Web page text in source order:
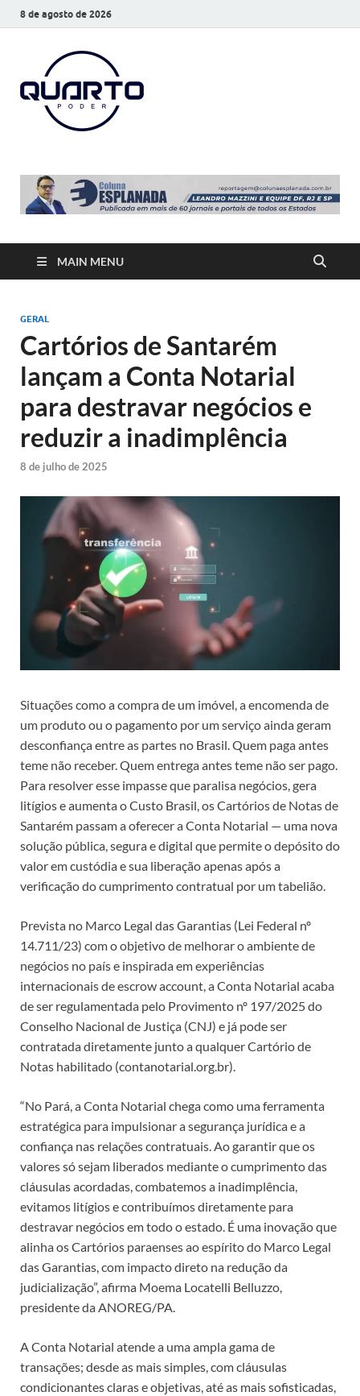
8 de agosto de 2026
MAIN MENU
GERAL
Cartórios de Santarém
lançam a Conta Notarial
para destravar negócios e
reduzir a inadimplência
8 de julho de 2025
Situações como a compra de um imóvel, a encomenda de
um produto ou o pagamento por um serviço ainda geram
desconfiança entre as partes no Brasil. Quem paga antes
teme não receber. Quem entrega antes teme não ser pago.
Para resolver esse impasse que paralisa negócios, gera
litígios e aumenta o Custo Brasil, os Cartórios de Notas de
Santarém passam a oferecer a Conta Notarial — uma nova
solução pública, segura e digital que permite o depósito do
valor em custódia e sua liberação apenas após a
verificação do cumprimento contratual por um tabelião.
Prevista no Marco Legal das Garantias (Lei Federal nº
14.711/23) com o objetivo de melhorar o ambiente de
negócios no país e inspirada em experiências
internacionais de escrow account, a Conta Notarial acaba
de ser regulamentada pelo Provimento nº 197/2025 do
Conselho Nacional de Justiça (CNJ) e já pode ser
contratada diretamente junto a qualquer Cartório de
Notas habilitado (contanotarial.org.br).
“No Pará, a Conta Notarial chega como uma ferramenta
estratégica para impulsionar a segurança jurídica e a
confiança nas relações contratuais. Ao garantir que os
valores só sejam liberados mediante o cumprimento das
cláusulas acordadas, combatemos a inadimplência,
evitamos litígios e contribuímos diretamente para
destravar negócios em todo o estado. É uma inovação que
alinha os Cartórios paraenses ao espírito do Marco Legal
das Garantias, com impacto direto na redução da
judicialização”, afirma Moema Locatelli Belluzzo,
presidente da ANOREG/PA.
A Conta Notarial atende a uma ampla gama de
transações; desde as mais simples, com cláusulas
condicionantes claras e objetivas, até as mais sofisticadas,